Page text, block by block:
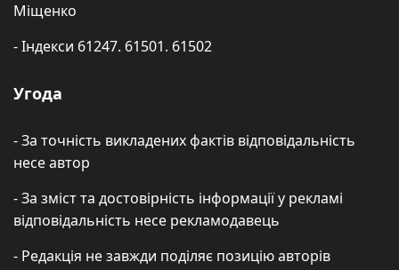
Міщенко
- Індекси 61247. 61501. 61502
Угода
- За точність викладених фактів відповідальність
несе автор
- За зміст та достовірність інформації у рекламі
відповідальність несе рекламодавець
- Редакція не завжди поділяє позицію авторів